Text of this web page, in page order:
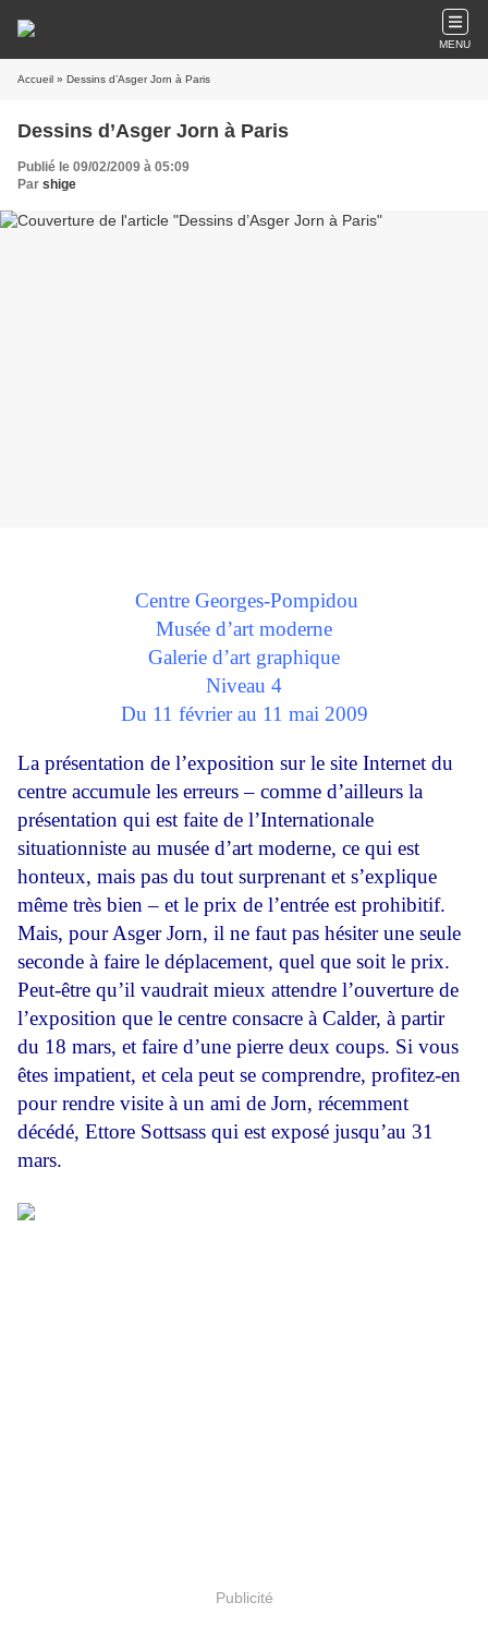
MENU
Accueil » Dessins d’Asger Jorn à Paris
Dessins d’Asger Jorn à Paris
Publié le 09/02/2009 à 05:09
Par shige
Centre Georges-Pompidou
Musée d’art moderne
Galerie d’art graphique
Niveau 4
Du 11 février au 11 mai 2009
La présentation de l’exposition sur le site Internet du
centre accumule les erreurs – comme d’ailleurs la
présentation qui est faite de l’Internationale
situationniste au musée d’art moderne, ce qui est
honteux, mais pas du tout surprenant et s’explique
même très bien – et le prix de l’entrée est prohibitif.
Mais, pour Asger Jorn, il ne faut pas hésiter une seule
seconde à faire le déplacement, quel que soit le prix.
Peut-être qu’il vaudrait mieux attendre l’ouverture de
l’exposition que le centre consacre à Calder, à partir
du 18 mars, et faire d’une pierre deux coups. Si vous
êtes impatient, et cela peut se comprendre, profitez-en
pour rendre visite à un ami de Jorn, récemment
décédé, Ettore Sottsass qui est exposé jusqu’au 31
mars.
Publicité